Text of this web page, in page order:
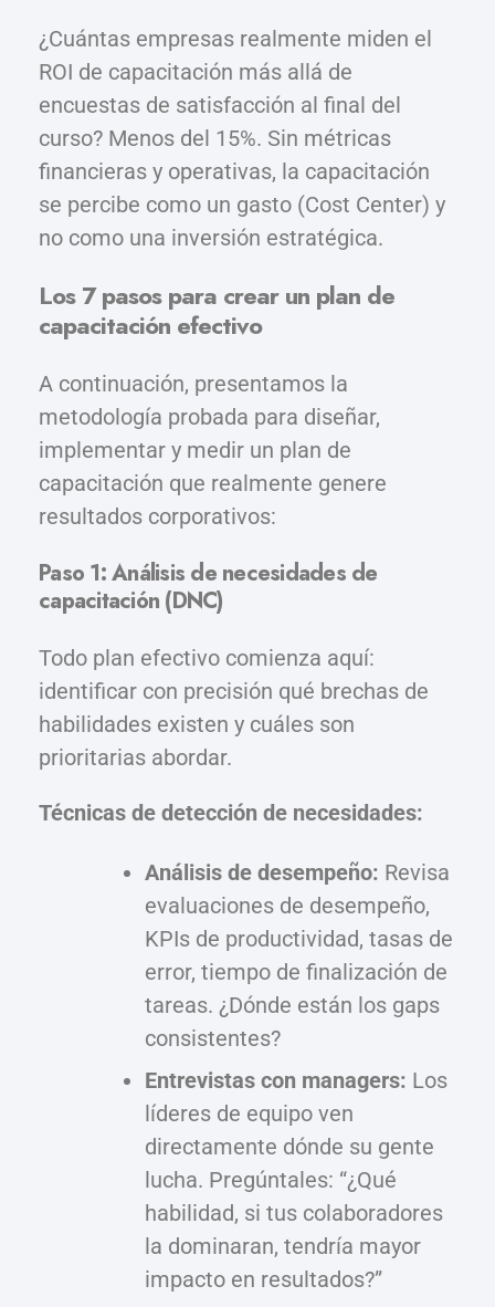
¿Cuántas empresas realmente miden el
ROI de capacitación más allá de
encuestas de satisfacción al final del
curso? Menos del 15%. Sin métricas
financieras y operativas, la capacitación
se percibe como un gasto (Cost Center) y
no como una inversión estratégica.
Los 7 pasos para crear un plan de
capacitación efectivo
A continuación, presentamos la
metodología probada para diseñar,
implementar y medir un plan de
capacitación que realmente genere
resultados corporativos:
Paso 1: Análisis de necesidades de
capacitación (DNC)
Todo plan efectivo comienza aquí:
identificar con precisión qué brechas de
habilidades existen y cuáles son
prioritarias abordar.
Técnicas de detección de necesidades:
Análisis de desempeño: Revisa
evaluaciones de desempeño,
KPIs de productividad, tasas de
error, tiempo de finalización de
tareas. ¿Dónde están los gaps
consistentes?
Entrevistas con managers: Los
líderes de equipo ven
directamente dónde su gente
lucha. Pregúntales: “¿Qué
habilidad, si tus colaboradores
la dominaran, tendría mayor
impacto en resultados?”